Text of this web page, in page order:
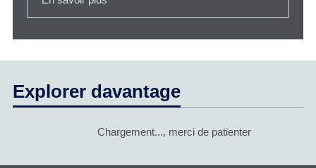
Explorer davantage
Chargement..., merci de patienter